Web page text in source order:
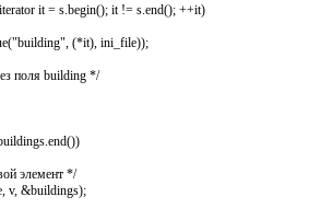
it = s begin(); it != s end(); ++it)
("building" (*it) ini_file));
поля building */
end())
элемент */
v, &buildings);